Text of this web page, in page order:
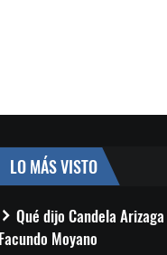
LO MÁS VISTO
Qué dijo Candela
Facundo Moyano